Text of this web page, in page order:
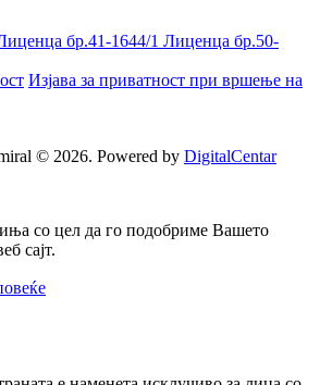
бр.41-1644/1 Лиценца бр.50-
Изјава за приватност при вршење на
© 2026. Powered by DigitalCentar
со цел да го подобриме Вашето
сајт.